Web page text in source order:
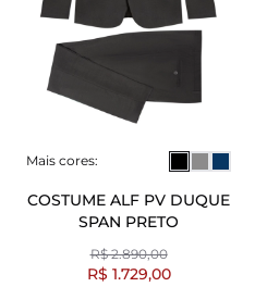
Mais cores:
COSTUME ALF PV DUQUE
SPAN PRETO
R$ 2.890,00
R$ 1.729,00